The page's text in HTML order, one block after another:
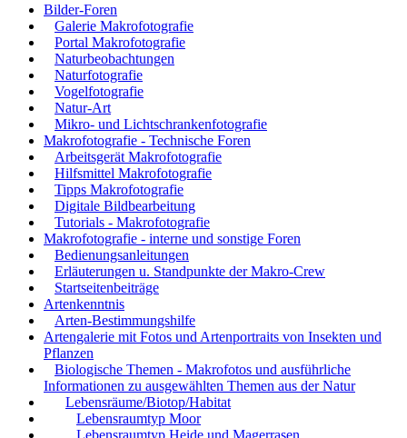
Bilder-Foren
Galerie Makrofotografie
Portal Makrofotografie
Naturbeobachtungen
Naturfotografie
Vogelfotografie
Natur-Art
Mikro- und Lichtschrankenfotografie
Makrofotografie - Technische Foren
Arbeitsgerät Makrofotografie
Hilfsmittel Makrofotografie
Tipps Makrofotografie
Digitale Bildbearbeitung
Tutorials - Makrofotografie
Makrofotografie - interne und sonstige Foren
Bedienungsanleitungen
Erläuterungen u. Standpunkte der Makro-Crew
Startseitenbeiträge
Artenkenntnis
Arten-Bestimmungshilfe
Artengalerie mit Fotos und Artenportraits von Insekten und
Pflanzen
Biologische Themen - Makrofotos und ausführliche
Informationen zu ausgewählten Themen aus der Natur
Lebensräume/Biotop/Habitat
Lebensraumtyp Moor
Lebensraumtyp Heide und Magerrasen